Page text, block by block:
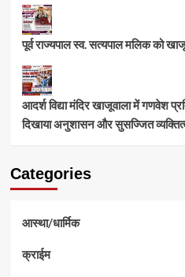
पूर्व राज्यपाल स्व. सत्यपाल मलिक को
आदर्श विद्या मंदिर खाजूवाला में गणवेश
दिखाया अनुशासन और सुसज्जित
Categories
आस्था/धार्मिक
क्राईम